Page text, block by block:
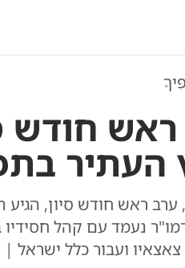
חודש
העתיר
ערב ראש חודש סיון,
נעמד עם קהל חסידיו
ועבור כלל ישראל |